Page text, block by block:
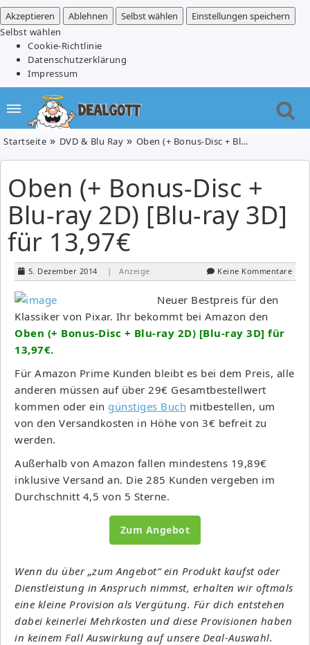
Akzeptieren
Ablehnen Selbst wählen
Einstellungen speichern
Selbst wählen
Cookie-Richtlinie
Datenschutzerklärung
Impressum
Startseite DVD & Blu Ray Oben (+ Bonus-Disc + Blu-ray 2D) [Blu-ray 3D] für 13,97€
Oben (+ Bonus-Disc +
Blu-ray 2D) [Blu-ray 3D]
für 13,97€
5. Dezember 2014 | Anzeige Keine Kommentare
Neuer Bestpreis für den
Klassiker von Pixar. Ihr bekommt bei Amazon den
Oben (+ Bonus-Disc + Blu-ray 2D) [Blu-ray 3D] für
13,97€.
Für Amazon Prime Kunden bleibt es bei dem Preis, alle
anderen müssen auf über 29€ Gesamtbestellwert
kommen oder ein günstiges Buch mitbestellen, um
von den Versandkosten in Höhe von 3€ befreit zu
werden.
Außerhalb von Amazon fallen mindestens 19,89€
inklusive Versand an. Die 285 Kunden vergeben im
Durchschnitt 4,5 von 5 Sterne.
Zum Angebot
Wenn du über „zum Angebot“ ein Produkt kaufst oder
Dienstleistung in Anspruch nimmst, erhalten wir oftmals
eine kleine Provision als Vergütung. Für dich entstehen
dabei keinerlei Mehrkosten und diese Provisionen haben
in keinem Fall Auswirkung auf unsere Deal-Auswahl.